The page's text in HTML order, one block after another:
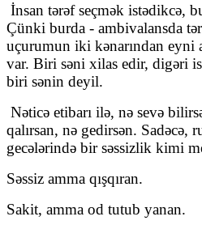
İnsan tərəf seçmək istədikcə,
Çünki burda - ambivalansda
uçurumun iki kənarından eyni
var. Biri səni xilas edir, digəri
biri sənin deyil.
Nəticə etibarı ilə, nə sevə
qalırsan, nə gedirsən. Sadəcə,
gecələrində bir səssizlik kimi
Səssiz amma qışqıran.
Sakit, amma od tutub yanan.